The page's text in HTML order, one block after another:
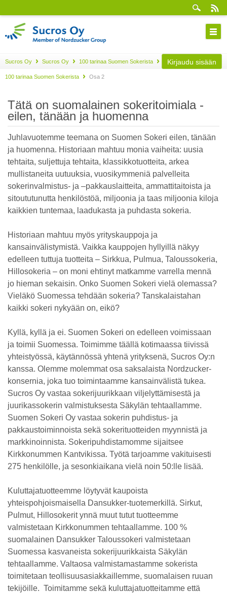
Sucros Oy Sucros Oy 100 tarinaa Suomen Sokerista
100 tarinaa Suomen Sokerista Osa 2
Kirjaudu sisään
Tätä on suomalainen sokeritoimiala -
eilen, tänään ja huomenna
Juhlavuotemme teemana on Suomen Sokeri eilen, tänään
ja huomenna. Historiaan mahtuu monia vaiheita: uusia
tehtaita, suljettuja tehtaita, klassikkotuotteita, arkea
mullistaneita uutuuksia, vuosikymmeniä palvelleita
sokerinvalmistus- ja –pakkauslaitteita, ammattitaitoista ja
sitoututunutta henkilöstöä, miljoonia ja taas miljoonia kiloja
kaikkien tuntemaa, laadukasta ja puhdasta sokeria.
Historiaan mahtuu myös yrityskauppoja ja
kansainvälistymistä. Vaikka kauppojen hyllyillä näkyy
edelleen tuttuja tuotteita – Sirkkua, Pulmua, Taloussokeria,
Hillosokeria – on moni ehtinyt matkamme varrella mennä
jo hieman sekaisin. Onko Suomen Sokeri vielä olemassa?
Vieläkö Suomessa tehdään sokeria? Tanskalaistahan
kaikki sokeri nykyään on, eikö?
Kyllä, kyllä ja ei. Suomen Sokeri on edelleen voimissaan
ja toimii Suomessa. Toimimme täällä kotimaassa tiivissä
yhteistyössä, käytännössä yhtenä yrityksenä, Sucros Oy:n
kanssa. Olemme molemmat osa saksalaista Nordzucker-
konsernia, joka tuo toimintaamme kansainvälistä tukea.
Sucros Oy vastaa sokerijuurikkaan viljelyttämisestä ja
juurikassokerin valmistuksesta Säkylän tehtaallamme.
Suomen Sokeri Oy vastaa sokerin puhdistus- ja
pakkaustoiminnoista sekä sokerituotteiden myynnistä ja
markkinoinnista. Sokeripuhdistamomme sijaitsee
Kirkkonummen Kantvikissa. Työtä tarjoamme vakituisesti
275 henkilölle, ja sesonkiaikana vielä noin 50:lle lisää.
Kuluttajatuotteemme löytyvät kaupoista
yhteispohjoismaisella Dansukker-tuotemerkillä. Sirkut,
Pulmut, Hillosokerit ynnä muut tutut tuotteemme
valmistetaan Kirkkonummen tehtaallamme. 100 %
suomalainen Dansukker Taloussokeri valmistetaan
Suomessa kasvaneista sokerijuurikkaista Säkylän
tehtaallamme. Valtaosa valmistamastamme sokerista
toimitetaan teollisuusasiakkaillemme, suomalaisen ruuan
tekijöille. Toimitamme sekä kuluttajatuotteitamme että